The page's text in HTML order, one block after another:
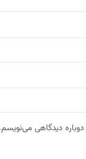
دوباره دیدگاهی